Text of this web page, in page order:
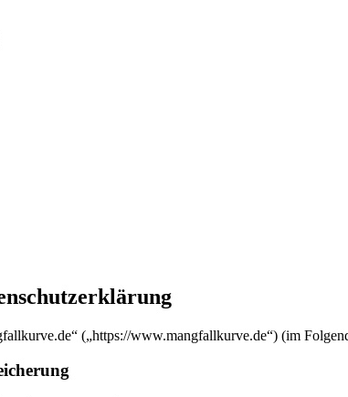
(„https://www.mangfallkurve.de“) (im